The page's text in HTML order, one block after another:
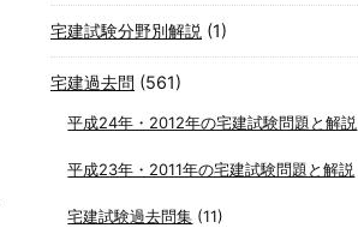
宅建試験分野別解説 (1)
宅建過去問 (561)
平成24年・2012年の宅建試験問題と解説
平成23年・2011年の宅建試験問題と解説
宅建試験過去問集 (11)